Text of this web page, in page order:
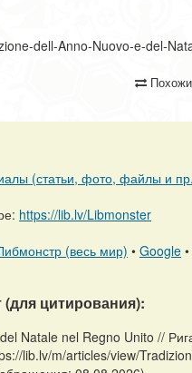
dell-Anno-Nuovo-e-del-
(статьи, фото, файлы и
https://lib.lv/Libmonster
(весь мир) • Google •
цитирования):
Natale nel Regno Unito //
lib.lv/m/articles/view/